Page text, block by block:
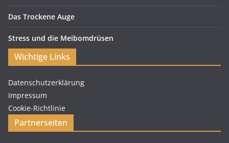
Das Trockene Auge
Stress und die Meibomdrüsen
Wichtige Links
Datenschutzerklärung
Impressum
Cookie-Richtlinie
Partnerseiten